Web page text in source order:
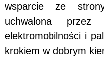
wsparcie ze
uchwalona
elektromobilności i
krokiem w dobrym